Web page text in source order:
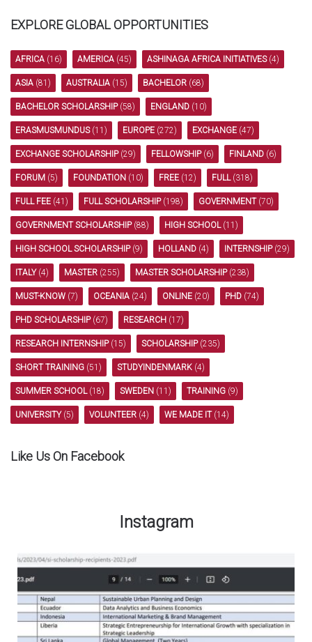
EXPLORE GLOBAL OPPORTUNITIES
AFRICA (16) AMERICA (45) ASHINAGA AFRICA INITIATIVES(4)
ASIA (81) AUSTRALIA (15) BACHELOR (68)
BACHELOR SCHOLARSHIP(58) ENGLAND (10)
ERASMUSMUNDUS(11) EUROPE (272) EXCHANGE (47)
EXCHANGE SCHOLARSHIP(29) FELLOWSHIP(6) FINLAND (6)
FORUM (5) FOUNDATION (10) FREE (12) FULL(318)
FULL FEE (41) FULL SCHOLARSHIP(198) GOVERNMENT(70)
GOVERNMENT SCHOLARSHIP(88) HIGH SCHOOL(11)
HIGH SCHOOL SCHOLARSHIP(9) HOLLAND (4) INTERNSHIP(29)
ITALY(4) MASTER (255) MASTER SCHOLARSHIP(238)
MUST-KNOW (7) OCEANIA (24) ONLINE (20) PHD (74)
PHD SCHOLARSHIP(67) RESEARCH (17)
RESEARCH INTERNSHIP(15) SCHOLARSHIP(235)
SHORT TRAINING (51) STUDYINDENMARK (4)
SUMMER SCHOOL(18) SWEDEN (11) TRAINING (9)
UNIVERSITY(5) VOLUNTEER (4) WE MADE IT(14)
Like Us On Facebook
Instagram